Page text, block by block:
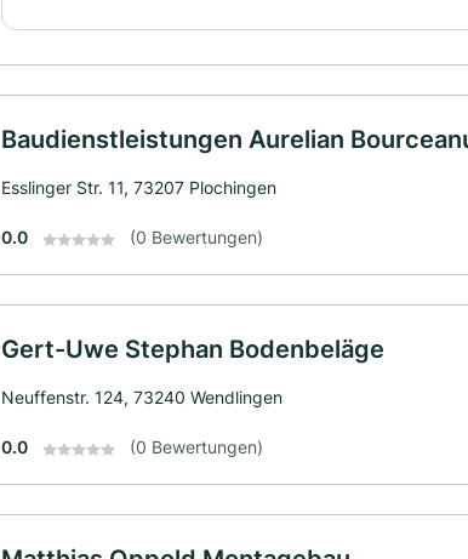
Baudienstleistungen Aurelian
Esslinger Str. 11, 73207 Plochingen
0.0 (0 Bewertungen)
Gert-Uwe Stephan Bodenbeläge
Neuffenstr. 124, 73240 Wendlingen
0.0 (0 Bewertungen)